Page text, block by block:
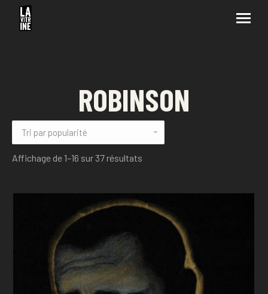
ROBINSON
Affichage de 1–16 sur 37 résultats